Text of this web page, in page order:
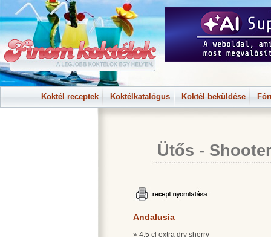
Koktél receptek Koktélkatalógus Koktél beküldése
Ütős -
Andalusia
» 4,5 cl extra dry sherry